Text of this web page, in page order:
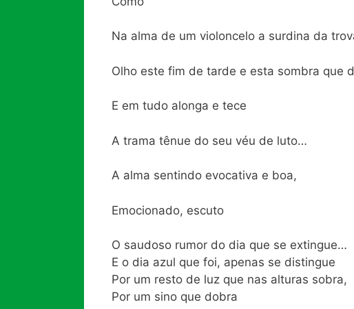
Na alma de um violoncelo a surdina da
Olho este fim de tarde e esta sombra que
E em tudo alonga e tece
A trama tênue do seu véu de luto…
A alma sentindo evocativa e boa,
Emocionado, escuto
O saudoso rumor do dia que se extingue…
E o dia azul que foi, apenas se distingue
Por um resto de luz que nas alturas sobra,
Por um sino que dobra